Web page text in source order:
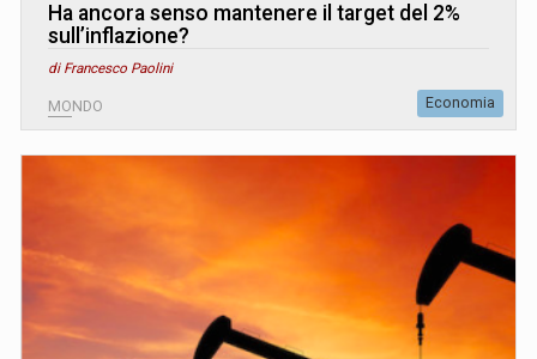
Ha ancora senso mantenere il target del 2%
sull’inflazione?
di Francesco Paolini
MONDO Economia